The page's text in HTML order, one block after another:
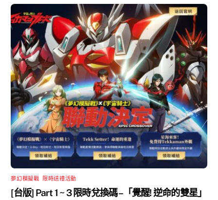
夢幻模擬戰 限時送禮活動
[台版] Part 1 ~ 3 限時兌換碼 –「覺醒! 逆命的雙星」